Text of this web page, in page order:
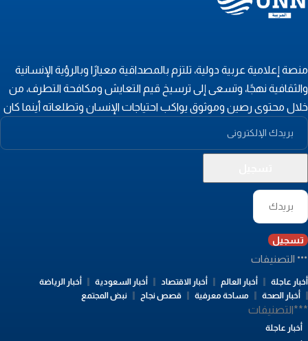
إعلامية عربية دولية، تلتزم بالمصداقية معيارًا وبالرؤية الإنسانية
نهجًا، وتسعى إلى ترسيخ قيم التعايش ومكافحة التطرف، من
محتوى رصين وموثوق يواكب احتياجات الإنسان وتطلعاته أينما كان
تسجيل
التصنيفات
عاجلة أخبار العالم أخبار الاقتصاد أخبار السعودية
أخبار الرياضة
أخبار الصحة
مساحة معرفية قصص نجاح نبض المجتمع
أخبار عاجلة